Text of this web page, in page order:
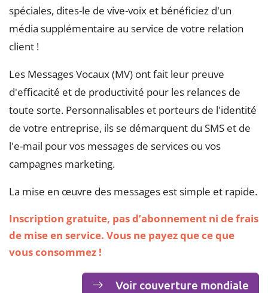
spéciales, dites-le de vive-voix et bénéficiez d'un
média supplémentaire au service de votre relation
client !
Les Messages Vocaux (MV) ont fait leur preuve
d'efficacité et de productivité pour les relances de
toute sorte. Personnalisables et porteurs de l'identité
de votre entreprise, ils se démarquent du SMS et de
l'e-mail pour vos messages de services ou vos
campagnes marketing.
La mise en œuvre des messages est simple et rapide.
Inscription gratuite, pas d’abonnement ni de frais
de mise en service. Vous ne payez que ce que
vous consommez !
Voir couverture mondiale